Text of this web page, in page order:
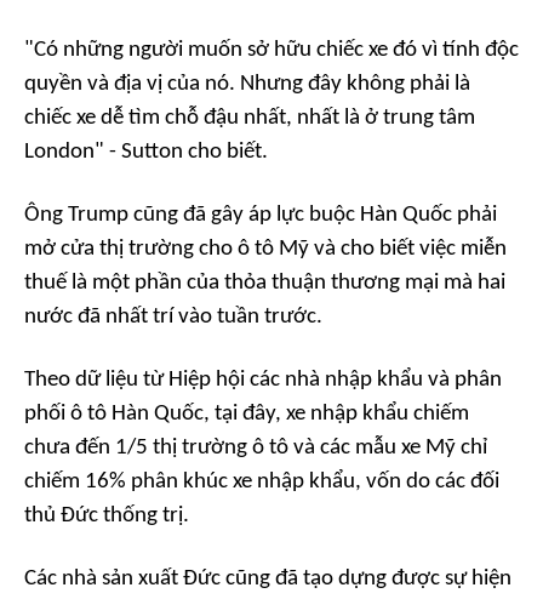
"Có những người muốn sở hữu chiếc xe đó vì tính độc
quyền và địa vị của nó. Nhưng đây không phải là
chiếc xe dễ tìm chỗ đậu nhất, nhất là ở trung tâm
London" - Sutton cho biết.
Ông Trump cũng đã gây áp lực buộc Hàn Quốc phải
mở cửa thị trường cho ô tô Mỹ và cho biết việc miễn
thuế là một phần của thỏa thuận thương mại mà hai
nước đã nhất trí vào tuần trước.
Theo dữ liệu từ Hiệp hội các nhà nhập khẩu và phân
phối ô tô Hàn Quốc, tại đây, xe nhập khẩu chiếm
chưa đến 1/5 thị trường ô tô và các mẫu xe Mỹ chỉ
chiếm 16% phân khúc xe nhập khẩu, vốn do các đối
thủ Đức thống trị.
Các nhà sản xuất Đức cũng đã tạo dựng được sự hiện